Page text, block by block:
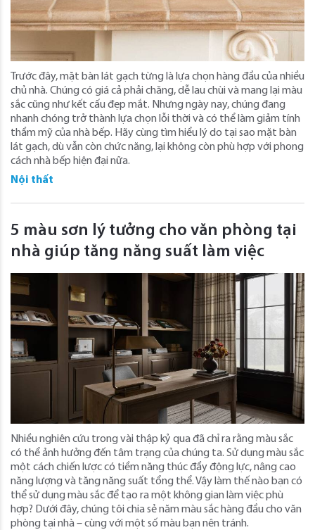
Trước đây, mặt bàn lát gạch từng là lựa chọn hàng đầu của nhiều
chủ nhà. Chúng có giá cả phải chăng, dễ lau chùi và mang lại màu
sắc cũng như kết cấu đẹp mắt. Nhưng ngày nay, chúng đang
nhanh chóng trở thành lựa chọn lỗi thời và có thể làm giảm tính
thẩm mỹ của nhà bếp. Hãy cùng tìm hiểu lý do tại sao mặt bàn
lát gạch, dù vẫn còn chức năng, lại không còn phù hợp với phong
cách nhà bếp hiện đại nữa.
Nội thất
5 màu sơn lý tưởng cho văn phòng tại
nhà giúp tăng năng suất làm việc
Nhiều nghiên cứu trong vài thập kỷ qua đã chỉ ra rằng màu sắc
có thể ảnh hưởng đến tâm trạng của chúng ta. Sử dụng màu sắc
một cách chiến lược có tiềm năng thúc đẩy động lực, nâng cao
năng lượng và tăng năng suất tổng thể. Vậy làm thế nào bạn có
thể sử dụng màu sắc để tạo ra một không gian làm việc phù
hợp? Dưới đây, chúng tôi chia sẻ năm màu sắc hàng đầu cho văn
phòng tại nhà – cùng với một số màu bạn nên tránh.